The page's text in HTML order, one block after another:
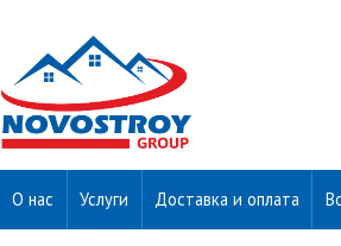
О нас Услуги Доставка и оплата